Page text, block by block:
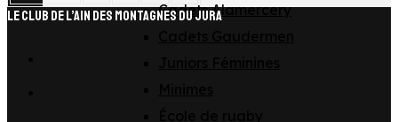
Cadets Alamercery
LE CLUB DE L’AIN DES MONTAGNES DU JURA